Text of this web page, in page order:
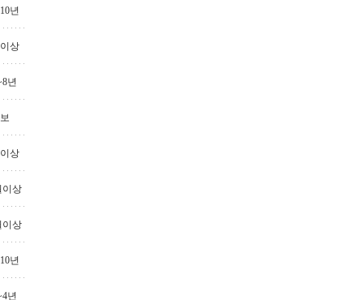
년
상
년
상
이상
이상
년
년